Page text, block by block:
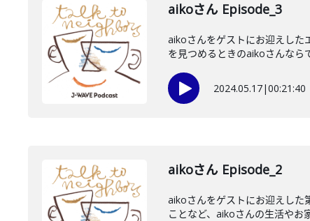
aikoさん Episode_3
aikoさんをゲストにお迎えした
を見つめるときのaikoさんなら
2024.05.17|00:21:40
aikoさん Episode_2
aikoさんをゲストにお迎えした
ことなど、aikoさんの生活やお